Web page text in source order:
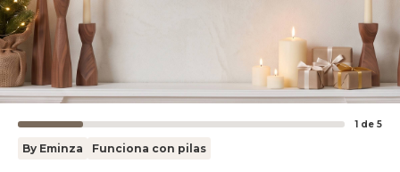
1 de 5
By Eminza Funciona con pilas